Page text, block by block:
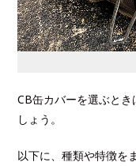
CB缶カバーを選ぶと
しょう。
以下に、種類や特徴を